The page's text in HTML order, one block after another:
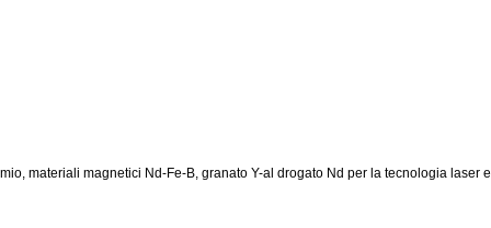
materiali magnetici Nd-Fe-B, granato Y-al drogato Nd per la tecnologia laser